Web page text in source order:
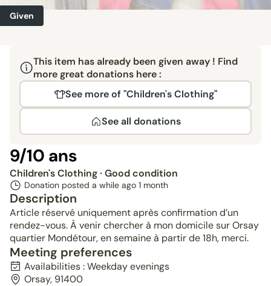
Given
This item has already been given away ! Find
more great donations here :
See more of "Children's Clothing"
See all donations
9/10 ans
Children's Clothing· Good condition
Donation posted a while ago 1 month
Description
Article réservé uniquement après confirmation d’un
rendez-vous. À venir chercher à mon domicile sur Orsay
quartier Mondétour, en semaine à partir de 18h, merci.
Meeting preferences
Availabilities : Weekday evenings
Orsay, 91400